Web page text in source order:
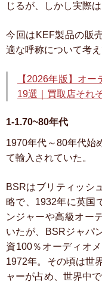
じるが、しかし実際
今回はKEF製品の販
適な呼称について考え
【2026年版】オ
19選｜買取店それ
1-1.70~80年代
1970年代～80年代始
て輸入されていた。
BSRはブリティッシ
略で、1932年に英国
ンジャーや高級オー
いたが、BSRジャパ
資100％オーディオ
1972年。その頃は世
ャーが占め、世界中